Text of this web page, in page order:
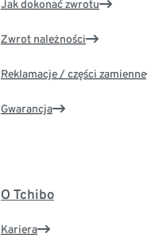
Jak dokonać zwrotu
Zwrot należności
Reklamacje / części zamienne
Gwarancja
O Tchibo
Kariera